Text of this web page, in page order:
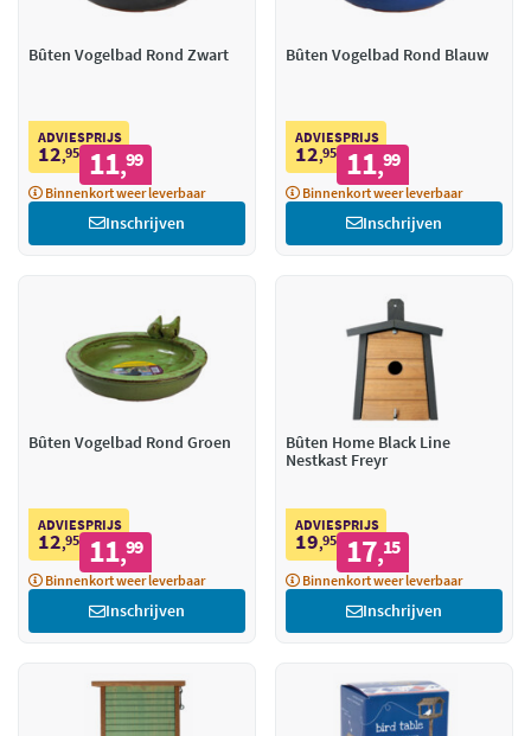
Bûten Vogelbad Rond Zwart
ADVIESPRIJS
12,95 11,99
Binnenkort weer leverbaar
Inschrijven
Bûten Vogelbad Rond Blauw
ADVIESPRIJS
12,95 11,99
Binnenkort weer leverbaar
Inschrijven
Bûten Vogelbad Rond Groen
ADVIESPRIJS
12,95 11,99
Binnenkort weer leverbaar
Inschrijven
Bûten Home Black Line
Nestkast Freyr
ADVIESPRIJS
19,95 17,15
Binnenkort weer leverbaar
Inschrijven